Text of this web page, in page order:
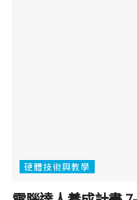
硬體技術與教學